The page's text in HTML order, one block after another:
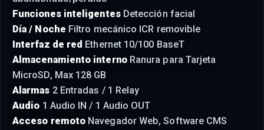
Funciones inteligentesDetección facial
Día / Noche Filtro mecánico ICR removible
Interfaz de red Ethernet 10/100 BaseT
Almacenamiento internoRanura para Tarjeta
MicroSD, Max 128 GB
Alarmas 2 Entradas / 1 Relay
Audio 1 Audio IN / 1 Audio OUT
Acceso remoto Navegador Web, Software CMS